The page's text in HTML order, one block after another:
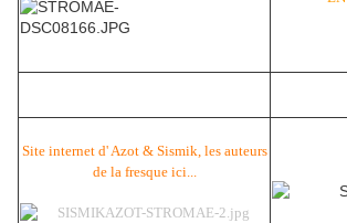
Site internet d' Azot & Sismik, les auteurs
de la fresque ici...